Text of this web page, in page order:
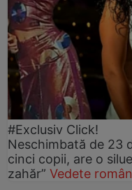
#Exclusiv Click!
Neschimbată de 23
cinci copii, are o
zahăr” Vedete